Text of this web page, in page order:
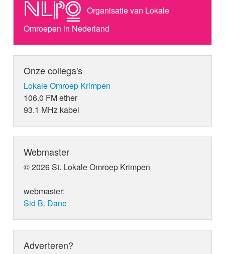
Organisatie van Lokale
Omroepen in Nederland
Onze collega's
Lokale Omroep Krimpen
106.0 FM ether
93.1 MHz kabel
Webmaster
© 2026 St. Lokale Omroep Krimpen
webmaster:
Sid B. Dane
Adverteren?